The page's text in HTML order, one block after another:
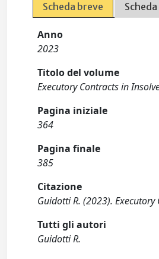
Scheda breve
Anno
2023
Titolo del volume
Executory Contracts in
Pagina iniziale
364
Pagina finale
385
Citazione
Guidotti R. (2023).
Tutti gli autori
Guidotti R.